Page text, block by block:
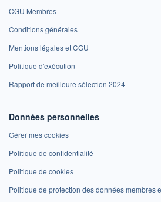
CGU Membres
Conditions générales
Mentions légales et CGU
Politique d'exécution
Rapport de meilleure sélection 2024
Données personnelles
Gérer mes cookies
Politique de confidentialité
Politique de cookies
Politique de protection des données membres